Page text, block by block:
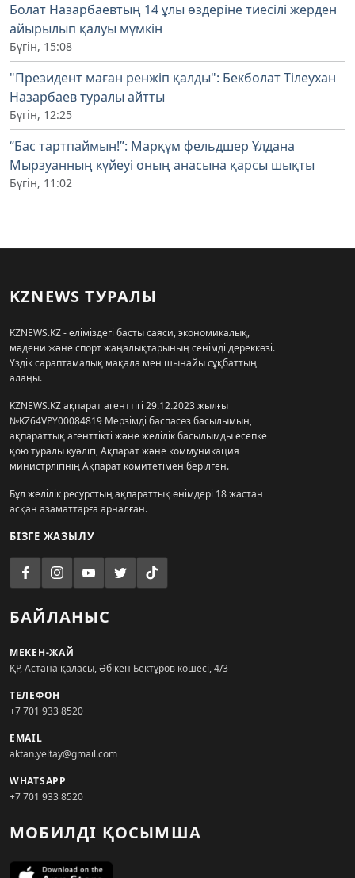
Болат Назарбаевтың 14 ұлы өздеріне тиесілі жерден
айырылып қалуы мүмкін
Бүгін, 15:08
"Президент маған ренжіп қалды": Бекболат Тілеухан
Назарбаев туралы айтты
Бүгін, 12:25
“Бас тартпаймын!”: Марқұм фельдшер Ұлдана
Мырзуанның күйеуі оның анасына қарсы шықты
Бүгін, 11:02
KZNEWS ТУРАЛЫ
KZNEWS.KZ - еліміздегі басты саяси, экономикалық,
мәдени және спорт жаңалықтарының сенімді дереккөзі.
Үздік сараптамалық мақала мен шынайы сұқбаттың
алаңы.
KZNEWS.KZ ақпарат агенттігі 29.12.2023 жылғы
№KZ64VPY00084819 Мерзімді баспасөз басылымын,
ақпараттық агенттікті және желілік басылымды есепке
қою туралы куәлігі, Ақпарат және коммуникация
министрлігінің Ақпарат комитетімен берілген.
Бұл желілік ресурстың ақпараттық өнімдері 18 жастан
асқан азаматтарға арналған.
БІЗГЕ ЖАЗЫЛУ
БАЙЛАНЫС
МЕКЕН-ЖАЙ
ҚР, Астана қаласы, Әбікен Бектұров көшесі, 4/3
ТЕЛЕФОН
+7 701 933 8520
EMAIL
aktan.yeltay@gmail.com
WHATSAPP
+7 701 933 8520
МОБИЛДІ ҚОСЫМША